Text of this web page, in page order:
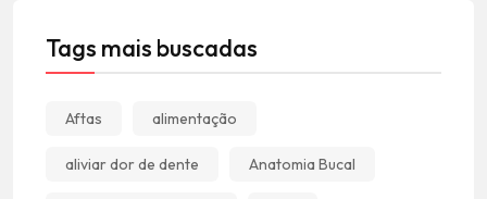
Tags mais buscadas
Aftas alimentação
aliviar dor de dente Anatomia Bucal